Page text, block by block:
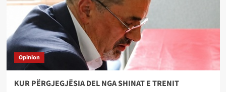
Opinion
KUR PËRGJEGJËSIA DEL NGA SHINAT E TRENIT